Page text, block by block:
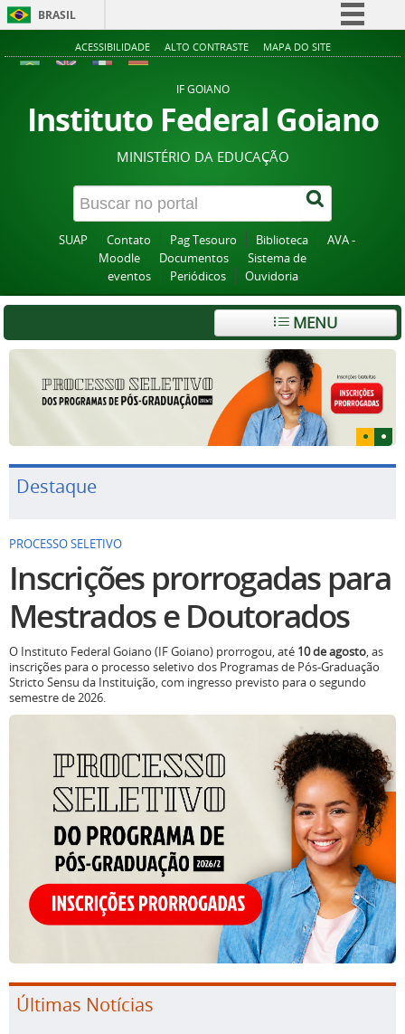
BRASIL
Simplifique!
Acesso à informação
Legislação
Canais
ACESSIBILIDADE ALTO CONTRASTE MAPA DO SITE
IF GOIANO
Instituto Federal Goiano
MINISTÉRIO DA EDUCAÇÃO
SUAP Contato Pag Tesouro Biblioteca
AVA -
Moodle
Documentos
Sistema de
eventos
Periódicos Ouvidoria
MENU
Destaque
PROCESSO SELETIVO
Inscrições prorrogadas para
Mestrados e Doutorados
O Instituto Federal Goiano (IF Goiano) prorrogou, até 10 de agosto, as
inscrições para o processo seletivo dos Programas de Pós-Graduação
Stricto Sensu da Instituição, com ingresso previsto para o segundo
semestre de 2026.
Últimas Notícias